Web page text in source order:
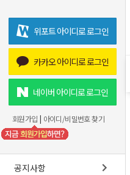
위포트 아이디로 로그인
카카오 아이디로 로그인
네이버 아이디로 로그인
회원가입 | 아이디/비밀번호 찾기
공지사항